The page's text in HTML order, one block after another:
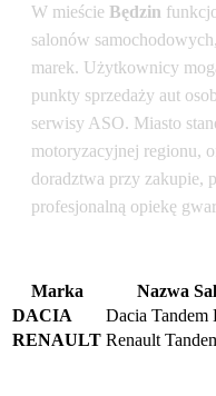
W mieście Będzin
salonów
marek. Użytkownicy
punkty sprzedaży aut
serwisy ASO. Miasto
motoryzacyjnej regionu,
doradztwa przy zakupie,
profesjonalną opiekę
Marka Nazwa
DACIA
Dacia Tandem
RENAULT Renault